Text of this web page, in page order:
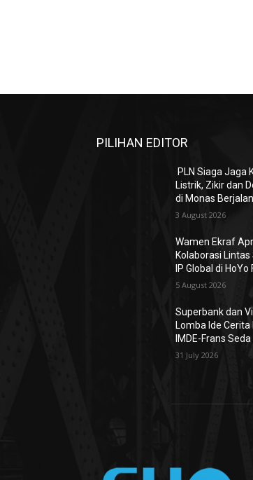
PILIHAN EDITOR
PLN Siaga Jaga
Listrik, Zikir dan
di Monas
3 August 2026
Wamen Ekraf
Kolaborasi
IP Global di HoYo
5 August 2026
Superbank dan
Lomba Ide Cerita
IMDE-Frans
31 July 2026